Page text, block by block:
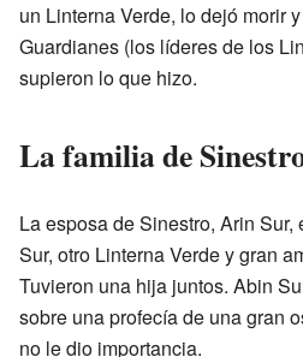
un Linterna Verde, lo dejó morir
Guardianes (los líderes de los
supieron lo que hizo.
La familia de
La esposa de Sinestro, Arin
Sur, otro Linterna Verde y gran
Tuvieron una hija juntos. Abin
sobre una profecía de una gran
no le dio importancia.